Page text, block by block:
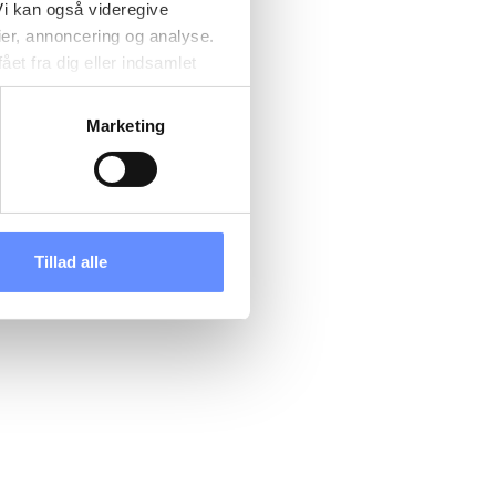
kan også videregive
annoncering og analyse.
fra dig eller indsamlet
kan være placeret i usikre
overordnede
og dermed behandle
Marketing
Tillad alle